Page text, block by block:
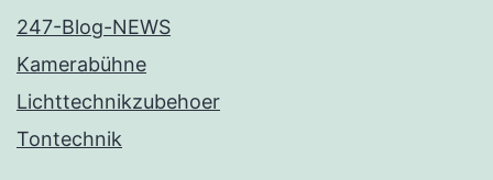
247-Blog-NEWS
Kamerabühne
Lichttechnikzubehoer
Tontechnik